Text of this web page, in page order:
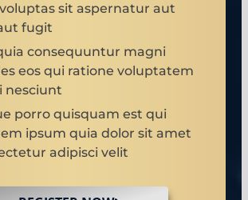
sit aspernatur aut
fugit
consequuntur magni
eos qui ratione voluptatem
nesciunt
porro quisquam est qui
ipsum quia dolor sit amet
adipisci velit